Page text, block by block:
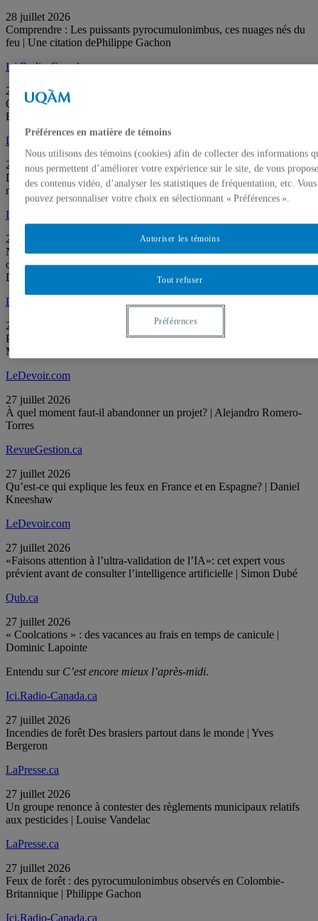
28 juillet 2026
Comprendre : Les puissants pyrocumulonimbus, ces nuages nés du
feu | Une citation dePhilippe Gachon
Ici.Radio-Canada.ca
28 juillet 2026
Comment déjouer la mentalité complotiste | Nessa Ghassemi-
Bakhtiari, Marie-Jeanne Léonard
L’actualité.com
28 juillet 2026
Dépendant aux réseaux sociaux, un jeune Québécois crée une
nouvelle plateforme | Laurence Grondin-Robillard
Ici.Radio-Canada.ca
28 juillet 2026
Nouveau symbole nutritionnel au Canada : aidera‑t‑il vraiment les
consommateurs à mieux choisir ? | Amélie Guèvremont, Fabien
Durif
LaConversation.com
28 juillet 2026
Pourquoi nos muscles s’affaiblissent-ils avec l’âge? | Vincent
Marcangeli, Gilles Gouspillou
LeDevoir.com
27 juillet 2026
À quel moment faut-il abandonner un projet? | Alejandro Romero-
Torres
RevueGestion.ca
27 juillet 2026
Qu’est-ce qui explique les feux en France et en Espagne? | Daniel
Kneeshaw
LeDevoir.com
27 juillet 2026
«Faisons attention à l’ultra-validation de l’IA»: cet expert vous
prévient avant de consulter l’intelligence artificielle | Simon Dubé
Qub.ca
27 juillet 2026
« Coolcations » : des vacances au frais en temps de canicule |
Dominic Lapointe
Entendu sur C’est encore mieux l’après-midi.
Ici.Radio-Canada.ca
27 juillet 2026
Incendies de forêt Des brasiers partout dans le monde | Yves
Bergeron
LaPresse.ca
27 juillet 2026
Un groupe renonce à contester des règlements municipaux relatifs
aux pesticides | Louise Vandelac
LaPresse.ca
27 juillet 2026
Feux de forêt : des pyrocumulonimbus observés en Colombie-
Britannique | Philippe Gachon
Ici.Radio-Canada.ca
Préférences en matière de témoins
Nous utilisons des témoins (cookies) afin de collecter des informations
nous permettent d’améliorer votre expérience sur le site, de vous
des contenus vidéo, d’analyser les statistiques de fréquentation, etc. Vous
pouvez personnaliser votre choix en sélectionnant « Préférences ».
Tout refuser
Autoriser les témoins
Préférences